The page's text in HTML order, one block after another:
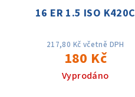
16 ER 1.5 ISO K420C
217,80 Kč včetně DPH
180 Kč
Vyprodáno